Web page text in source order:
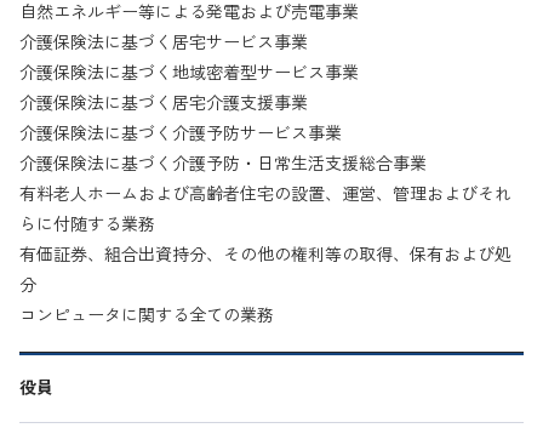
自然エネルギー等による発電および売電事業
介護保険法に基づく居宅サービス事業
介護保険法に基づく地域密着型サービス事業
介護保険法に基づく居宅介護支援事業
介護保険法に基づく介護予防サービス事業
介護保険法に基づく介護予防・日常生活支援総合事業
有料老人ホームおよび高齢者住宅の設置、運営、管理およびそれ
らに付随する業務
有価証券、組合出資持分、その他の権利等の取得、保有および処
分
コンピュータに関する全ての業務
役員